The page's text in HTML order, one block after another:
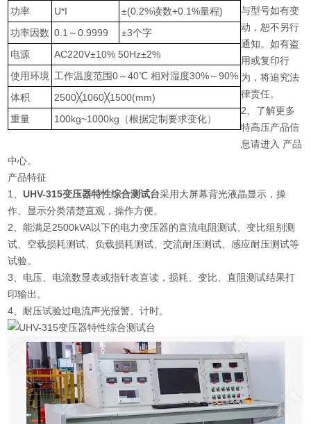
功率
U*I
±(0.2%读数+0.1%量程)
功率因数 0.1～0.9999
±3个字
电源
AC220V±10% 50Hz±2%
使用环境 工作温度范围0～40℃ 相对湿度30%～90%
体积
2500╳1060╳1500(mm)
重量
100kg~1000kg（根据定制要求变化）
与型号如有变
动，恕不另行
通知。如有盗
用或复印行
为，将追究法
律责任。
2、了解更多
特高压产品信
息请进入 产品
中心。
产品特征
1、UHV-315变压器特性综合测试台采用大屏幕背光液晶显示，操
作、显示分类清楚直观，操作方便。
2、能满足2500kVA以下的电力变压器的直流电阻测试、变比组别测
试、空载损耗测试、负载损耗测试、交流耐压测试、感应耐压测试等
试验。
3、电压、电流数显表或指针表直读，损耗、变比、直阻测试结果打
印输出。
4、耐压试验过电流声光报警、计时。